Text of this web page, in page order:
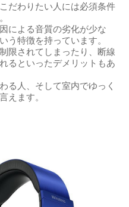
だわりたい人には必須条件
による音質の劣化が少な
う特徴を持っています。
限されてしまったり、断線
るといったデメリットもあ
る人、そして室内でゆっく
えます。